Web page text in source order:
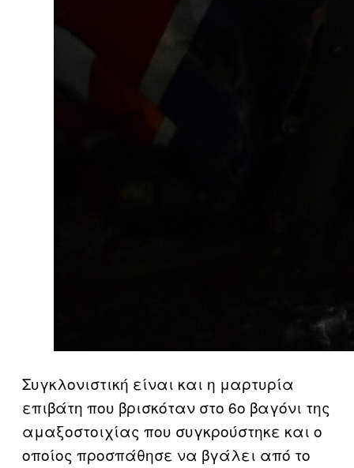
Συγκλονιστική είναι και η μαρτυρία
επιβάτη που βρισκόταν στο 6ο βαγόνι της
αμαξοστοιχίας που συγκρούστηκε και ο
οποίος προσπάθησε να βγάλει από το